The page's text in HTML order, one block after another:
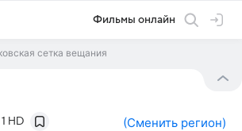
Фильмы онлайн
сетка вещания
HD (Сменить регион)